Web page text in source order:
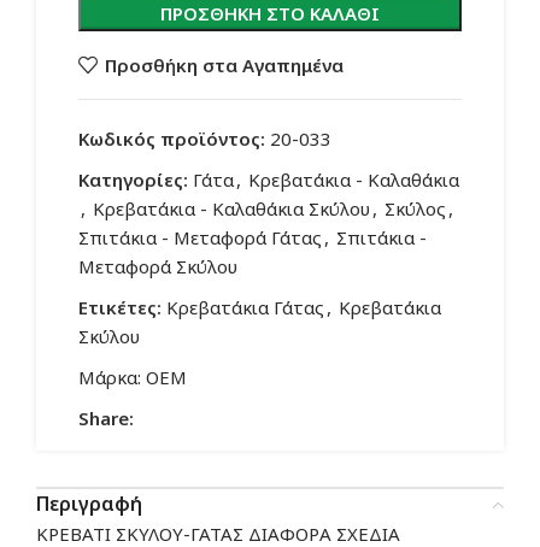
ΠΡΟΣΘΉΚΗ ΣΤΟ ΚΑΛΆΘΙ
Προσθήκη στα Αγαπημένα
Κωδικός προϊόντος: 20-033
Κατηγορίες: Γάτα, Κρεβατάκια - Καλαθάκια
, Κρεβατάκια - Καλαθάκια Σκύλου , Σκύλος ,
Σπιτάκια - Μεταφορά Γάτας , Σπιτάκια -
Μεταφορά Σκύλου
Ετικέτες: Κρεβατάκια Γάτας , Κρεβατάκια
Σκύλου
Μάρκα: OEM
Share:
Περιγραφή
ΚΡΕΒΑΤΙ ΣΚΥΛΟΥ-ΓΑΤΑΣ ΔΙΑΦΟΡΑ ΣΧΕΔΙΑ